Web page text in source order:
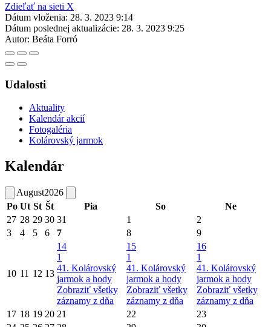
Zdieľať na sieti X
Dátum vloženia: 28. 3. 2023 9:14
Dátum poslednej aktualizácie: 28. 3. 2023 9:25
Autor: Beáta Forró
Udalosti
Aktuality
Kalendár akcií
Fotogaléria
Kolárovský jarmok
Kalendár
August2026
Po Ut St Št Pia So
Ne
27 28 29 30 31 1
2
3
4 5 6 7 8 9
10 11 12 13
14
1
41. Kolárovský
jarmok a hody
Zobraziť všetky
záznamy z dňa
15
1
41. Kolárovský
jarmok a hody
Zobraziť všetky
záznamy z dňa
16
1
41. Kolárovský
jarmok a hody
Zobraziť všetky
záznamy z dňa
17 18 19 20 21 22
23